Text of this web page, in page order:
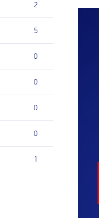
2
5
0
0
0
0
1